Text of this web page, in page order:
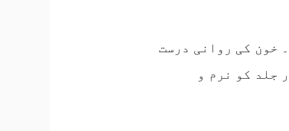
خون کی روانی درست
جلد کو نرم و